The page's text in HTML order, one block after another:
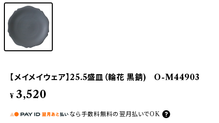
【メイメイウェア】25.5盛皿（輪花 黒錆) O-M44903
¥ 3,520
なら 手数料無料の 翌月払いでOK